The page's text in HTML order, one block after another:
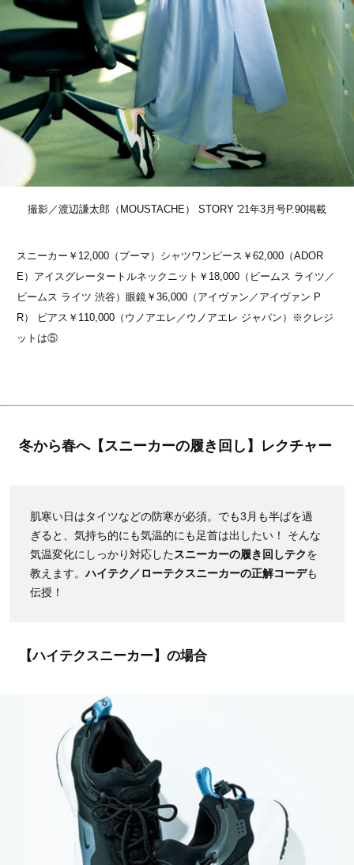
撮影／渡辺謙太郎（MOUSTACHE） STORY '21年3月号P.90掲載
スニーカー￥12,000（プーマ）シャツワンピース￥62,000（ADOR
E）アイスグレータートルネックニット￥18,000（ビームス ライツ／
ビームス ライツ 渋谷）眼鏡￥36,000（アイヴァン／アイヴァン P
R） ピアス￥110,000（ウノアエレ／ウノアエレ ジャパン）※クレジ
ットは⑤
冬から春へ【スニーカーの履き回し】レクチャー
肌寒い日はタイツなどの防寒が必須。でも3月も半ばを過
ぎると、気持ち的にも気温的にも足首は出したい！ そんな
気温変化にしっかり対応したスニーカーの履き回しテクを
教えます。ハイテク／ローテクスニーカーの正解コーデも
伝授！
【ハイテクスニーカー】の場合